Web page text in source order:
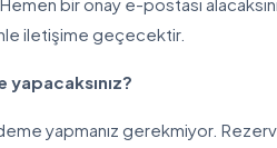
iletişime geçecektir.
yapacaksınız?
yapmanız gerekmiyor.